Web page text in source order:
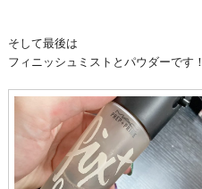
そして最後は
フィニッシュミストとパウダーです！